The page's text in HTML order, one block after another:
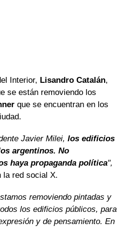
Interior, Lisandro Catalán,
se están removiendo los
que se encuentran en los
Javier Milei, los edificios
argentinos. No
haya propaganda política",
la red social X.
removiendo pintadas y
los edificios públicos, para
y de pensamiento. En